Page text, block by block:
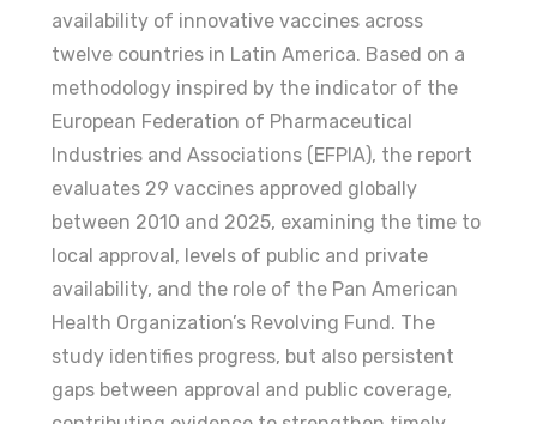
availability of innovative vaccines across
twelve countries in Latin America. Based on a
methodology inspired by the indicator of the
European Federation of Pharmaceutical
Industries and Associations (EFPIA), the report
evaluates 29 vaccines approved globally
between 2010 and 2025, examining the time to
local approval, levels of public and private
availability, and the role of the Pan American
Health Organization’s Revolving Fund. The
study identifies progress, but also persistent
gaps between approval and public coverage,